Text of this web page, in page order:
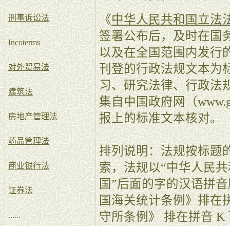
刑事诉讼法
Incoterms
对外贸易法
建筑法
房地产管理法
药品管理法
商业银行法
证券法
......
《中华人民共和国立法
签署公布后，及时在国
以及在全国范围内发行
刊登的行政法规文本为
习、研究法律、行政法
集自中国政府网（
报上的标准文本核对。
排列说明：法规按标题
索，法规以“中华人民
国”后面的字的汉语拼
国海关统计条例》排在
守所条例》 排在拼音